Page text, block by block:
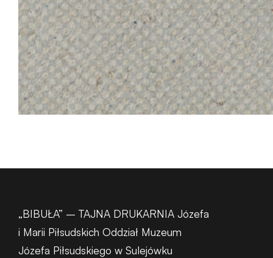
„BIBUŁA” – TAJNA DRUKARNIA Józefa
i Marii Piłsudskich Oddział Muzeum
Józefa Piłsudskiego w Sulejówku